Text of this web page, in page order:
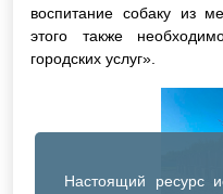
Настоящий ресурс
воспитание собаку из
этого также
городских услуг».